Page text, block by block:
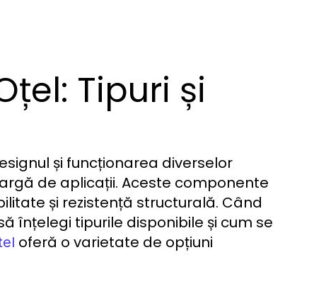
Tipuri și
și funcționarea diverselor
de aplicații. Aceste componente
și rezistență structurală. Când
înțelegi tipurile disponibile și cum se
oferă o varietate de opțiuni